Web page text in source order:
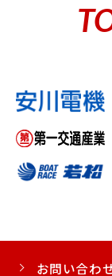
お問い合わ